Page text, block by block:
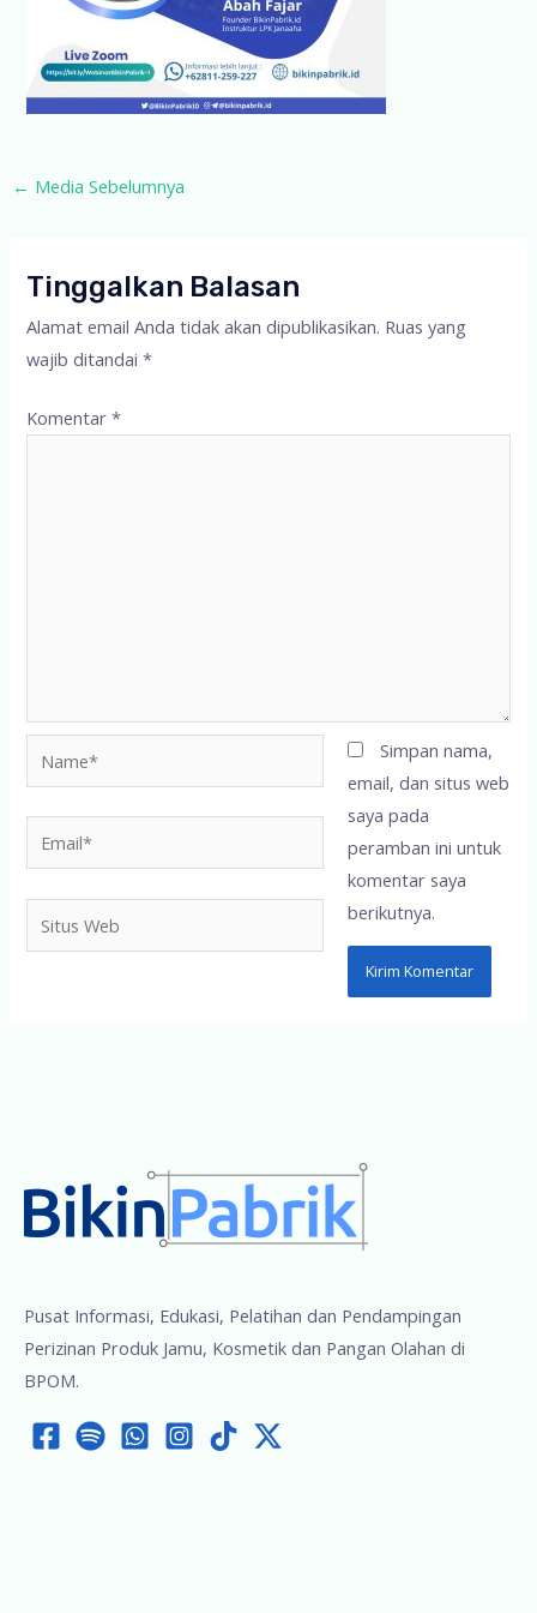
Post
← Media Sebelumnya
Tinggalkan Balasan
Alamat email Anda tidak akan dipublikasikan. Ruas yang
wajib ditandai*
Komentar*
Web
Simpan nama,
email, dan situs web
saya pada
peramban ini untuk
komentar saya
berikutnya.
Pusat Informasi, Edukasi, Pelatihan dan Pendampingan
Perizinan Produk Jamu, Kosmetik dan Pangan Olahan di
BPOM.